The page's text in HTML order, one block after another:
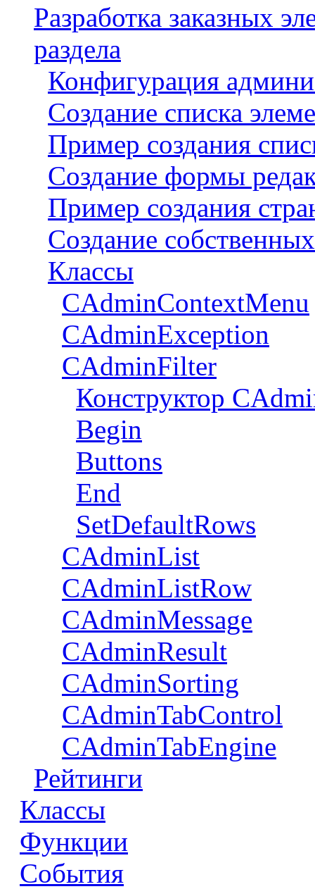
Разработка заказных
раздела
Конфигурация
Создание списка
Пример создания
Создание формы
Пример создания
Создание
Классы
CAdminContextMenu
CAdminException
CAdminFilter
Конструктор
Begin
Buttons
End
SetDefaultRows
CAdminList
CAdminListRow
CAdminMessage
CAdminResult
CAdminSorting
CAdminTabControl
CAdminTabEngine
Рейтинги
Классы
Функции
События